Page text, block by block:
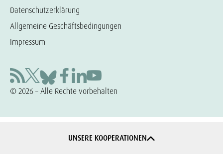
Datenschutzerklärung
Allgemeine Geschäftsbedingungen
Impressum
© 2026 – Alle Rechte vorbehalten
UNSERE KOOPERATIONEN